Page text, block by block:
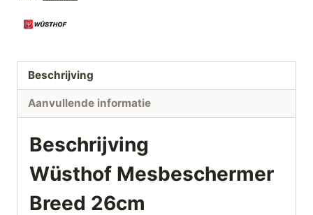
Beschrijving
Aanvullende informatie
Beschrijving
Wüsthof Mesbeschermer
Breed 26cm